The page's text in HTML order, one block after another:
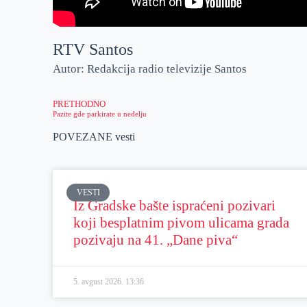
RTV Santos
Autor: Redakcija radio televizije Santos
PRETHODNO
Pazite gde parkirate u nedelju
POVEZANE vesti
VESTI
Iz Gradske bašte ispraćeni pozivari
koji besplatnim pivom ulicama grada
pozivaju na 41. „Dane piva“
5. avgust 2026. 13:36